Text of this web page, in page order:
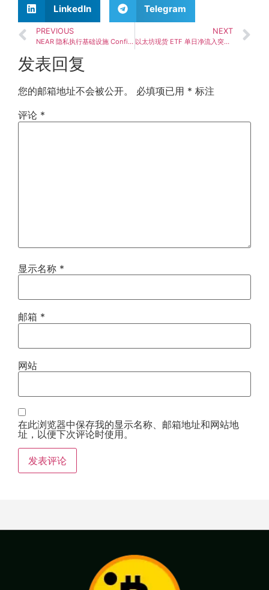
LinkedIn Telegram
PREVIOUS
NEAR 隐私执行基础设施 Confidential Intents 开放开发者使用，开启区块链隐私计算新时代
NEXT
以太坊现货 ETF 单日净流入突破 2692.52 万美元，连续四日资金持续净流入
发表回复
您的邮箱地址不会被公开。 必填项已用 * 标注
评论 *
显示名称 *
邮箱 *
网站
在此浏览器中保存我的显示名称、邮箱地址和网站地
址，以便下次评论时使用。